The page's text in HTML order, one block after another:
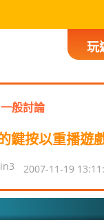
玩
一般討論
鍵按以重播遊
2007-11-19